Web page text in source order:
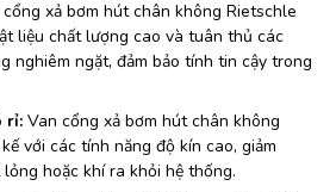
xả bơm hút chân không Rietschle
liệu chất lượng cao và tuân thủ các
nghiêm ngặt, đảm bảo tính tin cậy trong
rỉ: Van cổng xả bơm hút chân không
với các tính năng độ kín cao, giảm
hoặc khí ra khỏi hệ thống.